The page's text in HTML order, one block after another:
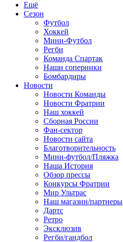
Ещё
Сезон
Футбол
Хоккей
Мини-Футбол
Регби
Команда Спартак
Наши соперники
Бомбардиры
Новости
Новости Команды
Новости Фратрии
Наш хоккей
Сборная России
Фан-cектор
Новости сайта
Благотворительность
Мини-футбол/Пляжка
Наша История
Обзор прессы
Конкурсы Фратрии
Мир Ультрас
Наш магазин/партнеры
Дартс
Ретро
Эксклюзив
Регби/гандбол